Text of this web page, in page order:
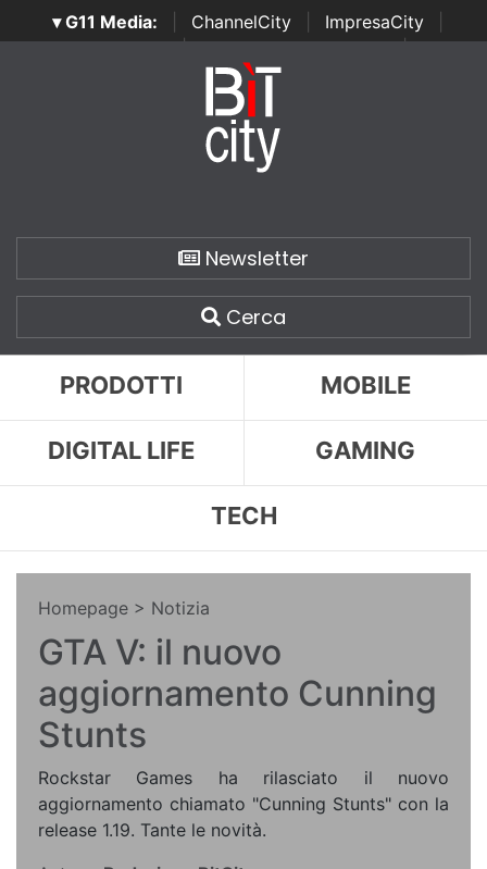
▾ G11 Media: ChannelCity ImpresaCity
SecurityOpenLab | Italian Channel Awards | Italian
Italian Security Awards
Newsletter
Cerca
PRODOTTI MOBILE
DIGITAL LIFE GAMING
TECH
Homepage > Notizia
GTA V: il nuovo
aggiornamento Cunning
Stunts
Rockstar Games ha rilasciato il nuovo
aggiornamento chiamato "Cunning Stunts" con la
release 1.19. Tante le novità.